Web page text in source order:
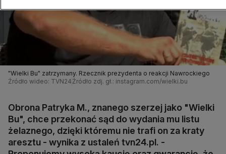
"Wielki Bu" zatrzymany. Rzecznik prezydenta o reakcji Nawrockiego
Źródło wideo: TVN24 Źródło zdj. gł.: instagram.com/wielki.bu
Obrona Patryka M., znanego szerzej jako "Wielki
Bu", chce przekonać sąd do wydania mu listu
żelaznego, dzięki któremu nie trafi on za kraty
aresztu - wynika z ustaleń tvn24.pl. -